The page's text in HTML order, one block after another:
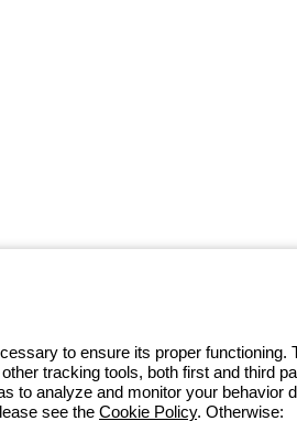
działając w ramach ekosystemu GEWISS
oświetleniowe, przekształcające
to ensure its proper
tracking tools, both first and third
to analyze and monitor your
see the Cookie Policy. Otherwise: